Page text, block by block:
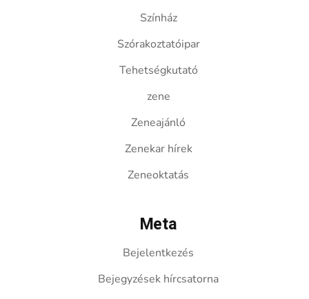
Színház
Szórakoztatóipar
Tehetségkutató
zene
Zeneajánló
Zenekar hírek
Zeneoktatás
Meta
Bejelentkezés
Bejegyzések hírcsatorna